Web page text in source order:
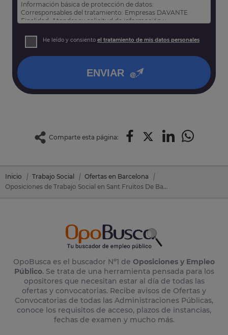
Información básica de protección de datos:
Corresponsables del tratamiento: Empresas DAVANTE
Finalidad: Atender su solicitud de información y
Derechos: Puede acceder, rectificar y suprimir sus datos,
así como otros derechos tal y como se explica en nuestra
He leído y consiento el tratamiento de mis datos personales
ENVIAR
Comparte esta página:
Inicio Trabajo Social
Ofertas en Barcelona
Oposiciones de Trabajo Social en Sant Fruitos De Bages (Barcelona)
OpoBusca es el buscador Nº1 de Oposiciones y Empleo
Público. Se trata de una herramienta pensada para los
opositores que necesitan estar al día de todas las
ofertas y convocatorias. Recibe avisos de Ofertas y
Convocatorias de todas las Administraciones Públicas,
conoce los requisitos de acceso, plazos de instancias,
fechas de examen y mucho más.